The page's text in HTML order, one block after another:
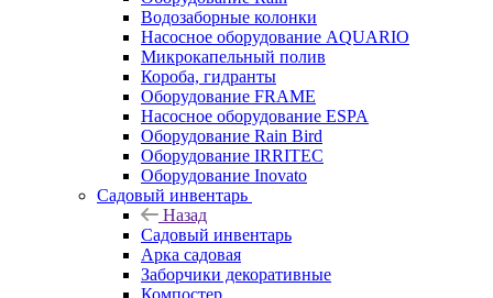
Водозаборные колонки
Насосное оборудование AQUARIO
Микрокапельный полив
Короба, гидранты
Оборудование FRAME
Насосное оборудование ESPA
Оборудование Rain Bird
Оборудование IRRITEC
Оборудование Inovato
Садовый инвентарь
Назад
Садовый инвентарь
Арка садовая
Заборчики декоративные
Компостер